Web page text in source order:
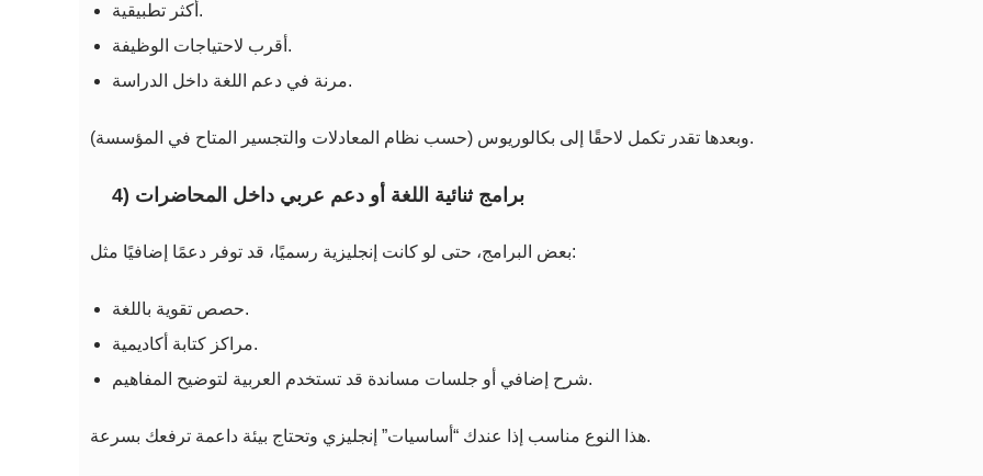
أكثر تطبيقية.
أقرب لاحتياجات الوظيفة.
مرنة في دعم اللغة داخل الدراسة.
وبعدها تقدر تكمل لاحقًا إلى بكالوريوس (حسب نظام المعادلات والتجسير المتاح في المؤسسة).
4) برامج ثنائية اللغة أو دعم عربي داخل المحاضرات
بعض البرامج، حتى لو كانت إنجليزية رسميًا، قد توفر دعمًا إضافيًا مثل:
حصص تقوية باللغة.
مراكز كتابة أكاديمية.
شرح إضافي أو جلسات مساندة قد تستخدم العربية لتوضيح المفاهيم.
هذا النوع مناسب إذا عندك “أساسيات” إنجليزي وتحتاج بيئة داعمة ترفعك بسرعة.